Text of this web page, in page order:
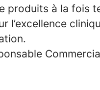
produits à la fois
l’excellence